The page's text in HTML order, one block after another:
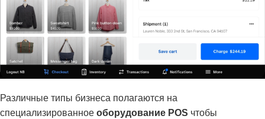
Различные типы бизнеса полагаются на
специализированное оборудование POS чтобы